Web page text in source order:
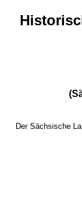
Der Sächsische